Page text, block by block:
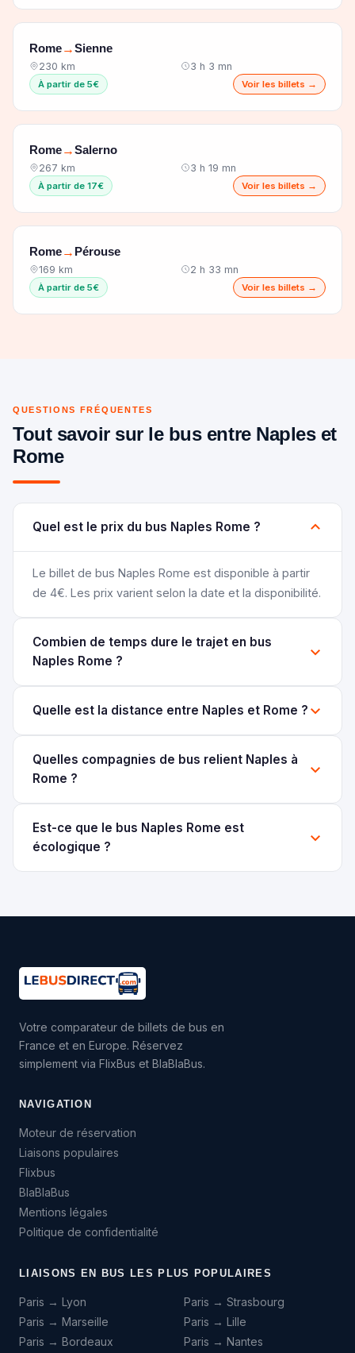
Rome→Sienne
230 km 3 h 3 mn
À partir de 5€ Voir les billets →
Rome→Salerno
267 km 3 h 19 mn
À partir de 17€ Voir les billets →
Rome→ Pérouse
169 km 2 h 33 mn
À partir de 5€ Voir les billets →
QUESTIONS FRÉQUENTES
Tout savoir sur le bus entre Naples et
Rome
Quel est le prix du bus Naples Rome ?
Le billet de bus Naples Rome est disponible à partir
de 4€. Les prix varient selon la date et la disponibilité.
Combien de temps dure le trajet en bus
Naples Rome ?
Quelle est la distance entre Naples et Rome ?
Quelles compagnies de bus relient Naples à
Rome ?
Est-ce que le bus Naples Rome est
écologique ?
Votre comparateur de billets de bus en
France et en Europe. Réservez
simplement via FlixBus et BlaBlaBus.
NAVIGATION
Moteur de réservation
Liaisons populaires
Flixbus
BlaBlaBus
Mentions légales
Politique de confidentialité
LIAISONS EN BUS LES PLUS POPULAIRES
Paris → Lyon
Paris → Marseille
Paris → Bordeaux
Paris → Strasbourg
Paris → Lille
Paris → Nantes